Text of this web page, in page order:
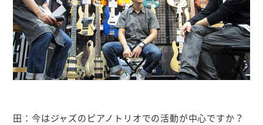
田： 今はジャズのピアノトリオでの活動が中心ですか？